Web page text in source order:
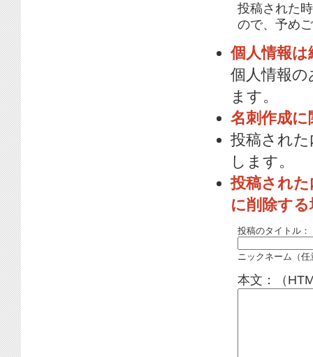
投稿された
ので、予め
個人情報
個人情報
ます。
名刺作成
投稿され
します。
投稿され
に削除す
投稿のタイトル：
ニックネーム（任
本文：（